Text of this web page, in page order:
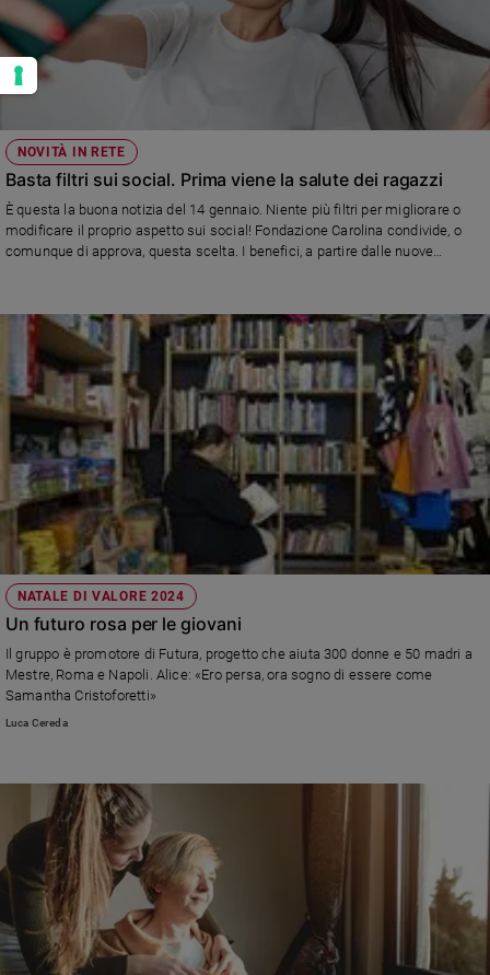
NOVITÀ IN RETE
Basta filtri sui social. Prima viene la salute dei ragazzi
È questa la buona notizia del 14 gennaio. Niente più filtri per migliorare o
modificare il proprio aspetto sui social! Fondazione Carolina condivide, o
comunque di approva, questa scelta. I benefici, a partire dalle nuove
NATALE DI VALORE 2024
Un futuro rosa per le giovani
Il gruppo è promotore di Futura, progetto che aiuta 300 donne e 50 madri a
Mestre, Roma e Napoli. Alice: «Ero persa, ora sogno di essere come
Samantha Cristoforetti»
Luca Cereda